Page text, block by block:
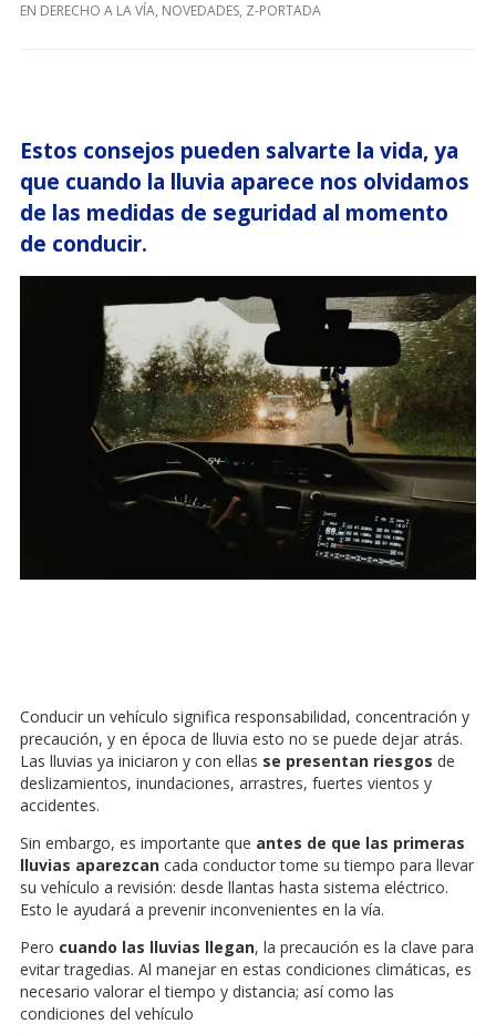
EN DERECHO A LA VÍA, NOVEDADES, Z-PORTADA
Estos consejos pueden salvarte la vida, ya
que cuando la lluvia aparece nos olvidamos
de las medidas de seguridad al momento
de conducir.
Conducir un vehículo significa responsabilidad, concentración y
precaución, y en época de lluvia esto no se puede dejar atrás.
Las lluvias ya iniciaron y con ellas se presentan riesgos de
deslizamientos, inundaciones, arrastres, fuertes vientos y
accidentes.
Sin embargo, es importante que antes de que las primeras
lluvias aparezcan cada conductor tome su tiempo para llevar
su vehículo a revisión: desde llantas hasta sistema eléctrico.
Esto le ayudará a prevenir inconvenientes en la vía.
Pero cuando las lluvias llegan, la precaución es la clave para
evitar tragedias. Al manejar en estas condiciones climáticas, es
necesario valorar el tiempo y distancia; así como las
condiciones del vehículo